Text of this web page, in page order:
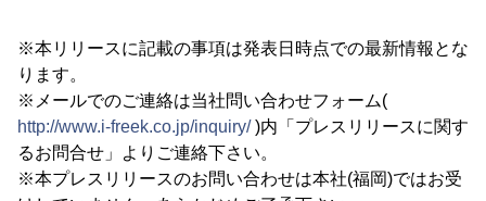
※本リリースに記載の事項は発表日時点での最新情報とな
ります。
※メールでのご連絡は当社問い合わせフォーム(
http://www.i-freek.co.jp/inquiry/)内「プレスリリースに関す
るお問合せ」よりご連絡下さい。
※本プレスリリースのお問い合わせは本社(福岡)ではお受